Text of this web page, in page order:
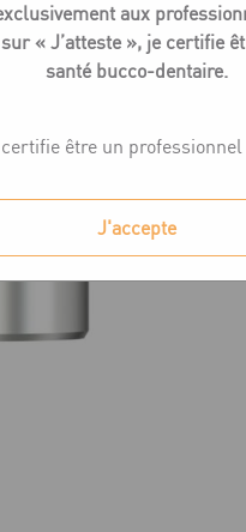
aux
« J’atteste », je certifie
santé bucco-dentaire.
être un professionnel
J'accepte